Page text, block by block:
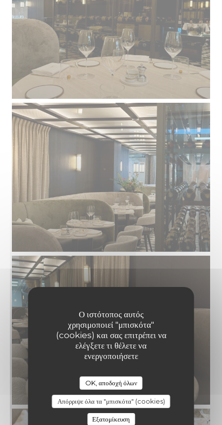
Ο ιστότοπος αυτός
χρησιμοποιεί "μπισκότα"
(cookies) και σας επιτρέπει να
ελέγξετε τι θέλετε να
ενεργοποιήσετε
OK, αποδοχή όλων
Απόρριψε όλα τα "μπισκότα" (cookies)
Εξατομίκευση
CONSTANTIN